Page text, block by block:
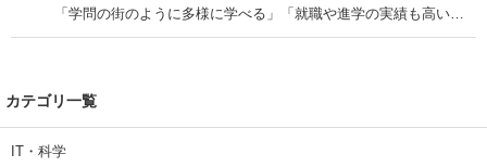
「学問の街のように多様に学べる」「就職や進学の実績も高い」
| 大学 ねとらぼリサーチ
カテゴリ一覧
IT・科学